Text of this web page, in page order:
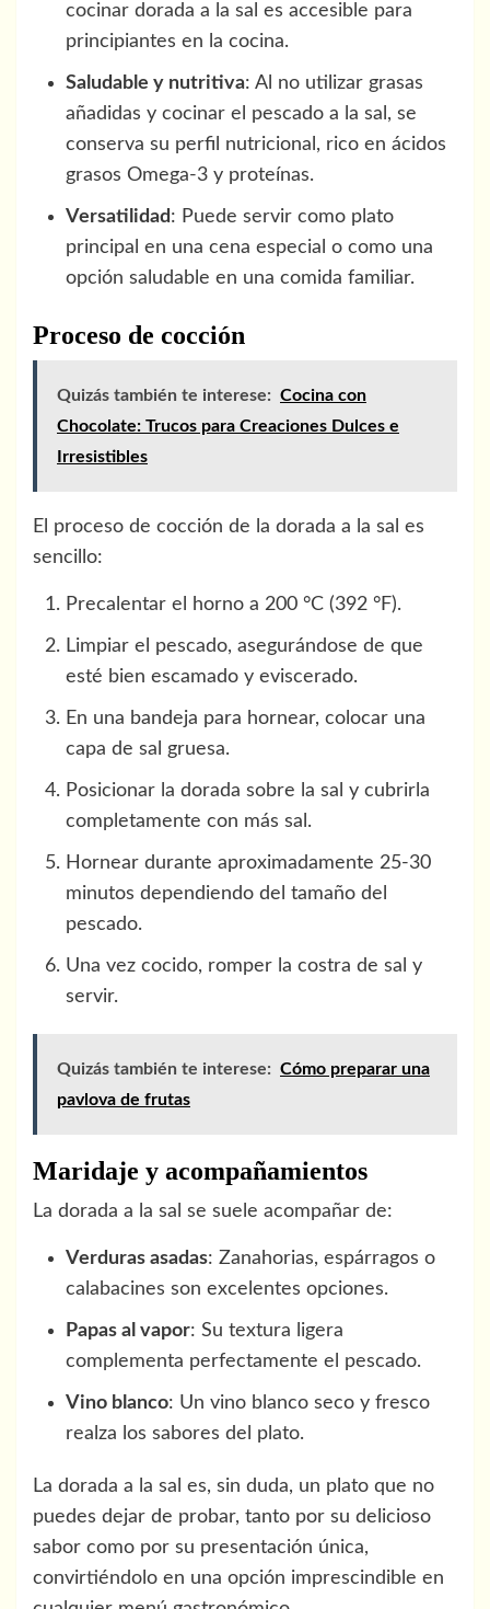
cocinar dorada a la sal es accesible para
principiantes en la cocina.
Saludable y nutritiva: Al no utilizar grasas
añadidas y cocinar el pescado a la sal, se
conserva su perfil nutricional, rico en ácidos
grasos Omega-3 y proteínas.
Versatilidad: Puede servir como plato
principal en una cena especial o como una
opción saludable en una comida familiar.
Proceso de cocción
Quizás también te interese: Cocina con
Chocolate: Trucos para Creaciones Dulces e
Irresistibles
El proceso de cocción de la dorada a la sal es
sencillo:
Precalentar el horno a 200 °C (392 °F).
Limpiar el pescado, asegurándose de que
esté bien escamado y eviscerado.
En una bandeja para hornear, colocar una
capa de sal gruesa.
Posicionar la dorada sobre la sal y cubrirla
completamente con más sal.
Hornear durante aproximadamente 25-30
minutos dependiendo del tamaño del
pescado.
Una vez cocido, romper la costra de sal y
servir.
Quizás también te interese: Cómo preparar una
pavlova de frutas
Maridaje y acompañamientos
La dorada a la sal se suele acompañar de:
Verduras asadas: Zanahorias, espárragos o
calabacines son excelentes opciones.
Papas al vapor: Su textura ligera
complementa perfectamente el pescado.
Vino blanco: Un vino blanco seco y fresco
realza los sabores del plato.
La dorada a la sal es, sin duda, un plato que no
puedes dejar de probar, tanto por su delicioso
sabor como por su presentación única,
convirtiéndolo en una opción imprescindible en